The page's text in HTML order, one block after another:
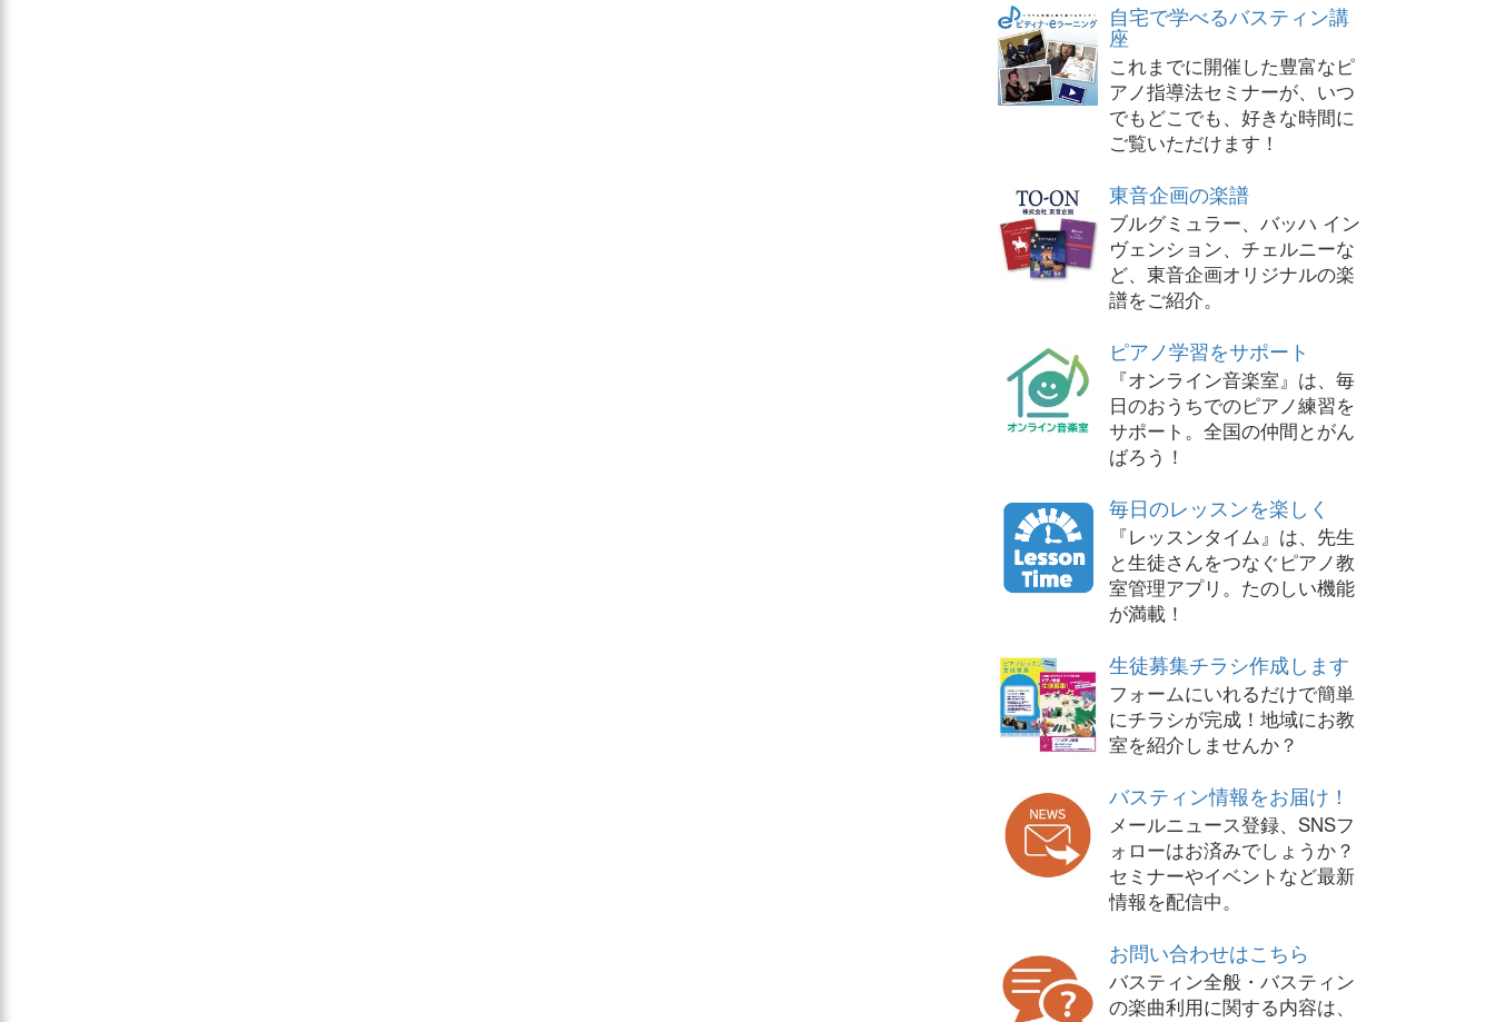
自宅で学べるバスティン講
座
これまでに開催した豊富なピ
アノ指導法セミナーが、いつ
でもどこでも、好きな時間に
ご覧いただけます！
東音企画の楽譜
ブルグミュラー、バッハ イン
ヴェンション、チェルニーな
ど、東音企画オリジナルの楽
譜をご紹介。
ピアノ学習をサポート
『オンライン音楽室』は、毎
日のおうちでのピアノ練習を
サポート。全国の仲間とがん
ばろう！
毎日のレッスンを楽しく
『レッスンタイム』は、先生
と生徒さんをつなぐピアノ教
室管理アプリ。たのしい機能
が満載！
生徒募集チラシ作成します
フォームにいれるだけで簡単
にチラシが完成！地域にお教
室を紹介しませんか？
バスティン情報をお届け！
メールニュース登録、SNSフ
ォローはお済みでしょうか？
セミナーやイベントなど最新
情報を配信中。
お問い合わせはこちら
バスティン全般・バスティン
の楽曲利用に関する内容は、